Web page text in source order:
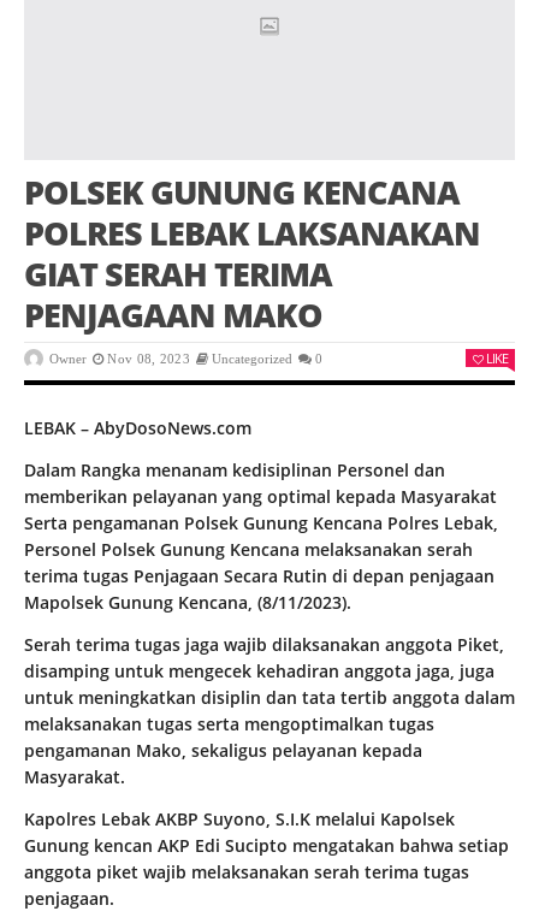
POLSEK GUNUNG KENCANA
POLRES LEBAK LAKSANAKAN
GIAT SERAH TERIMA
PENJAGAAN MAKO
Owner Nov 08, 2023 Uncategorized 0 LIKE
LEBAK – AbyDosoNews.com
Dalam Rangka menanam kedisiplinan Personel dan
memberikan pelayanan yang optimal kepada Masyarakat
Serta pengamanan Polsek Gunung Kencana Polres Lebak,
Personel Polsek Gunung Kencana melaksanakan serah
terima tugas Penjagaan Secara Rutin di depan penjagaan
Mapolsek Gunung Kencana, (8/11/2023).
Serah terima tugas jaga wajib dilaksanakan anggota Piket,
disamping untuk mengecek kehadiran anggota jaga, juga
untuk meningkatkan disiplin dan tata tertib anggota dalam
melaksanakan tugas serta mengoptimalkan tugas
pengamanan Mako, sekaligus pelayanan kepada
Masyarakat.
Kapolres Lebak AKBP Suyono, S.I.K melalui Kapolsek
Gunung kencan AKP Edi Sucipto mengatakan bahwa setiap
anggota piket wajib melaksanakan serah terima tugas
penjagaan.